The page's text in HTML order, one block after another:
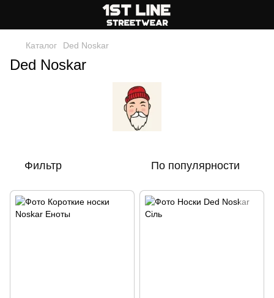
Каталог Ded Noskar
Ded Noskar
Фильтр По популярности